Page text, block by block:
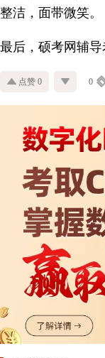
整洁，面带微笑。
最后，硕考网辅导
点赞 0 0